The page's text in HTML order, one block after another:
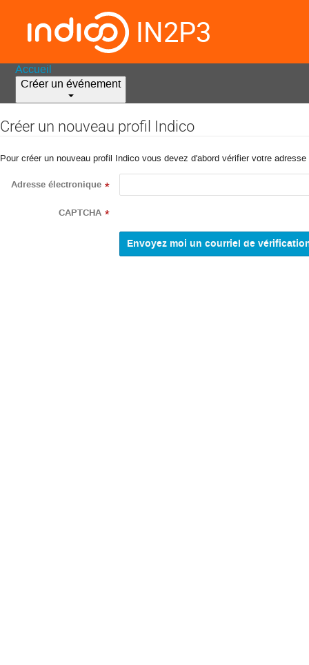
IN2P3
Accueil
Créer un événement
Créer un nouveau profil Indico
Pour créer un nouveau profil Indico vous devez d'abord vérifier votre
Adresse électronique *
CAPTCHA *